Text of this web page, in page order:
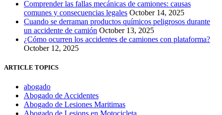
Comprender las fallas mecánicas de camiones: causas
comunes y consecuencias legales October 14, 2025
Cuando se derraman productos químicos peligrosos durante
un accidente de camión October 13, 2025
¿Cómo ocurren los accidentes de camiones con plataforma?
October 12, 2025
ARTICLE TOPICS
abogado
Abogado de Accidentes
Abogado de Lesiones Maritimas